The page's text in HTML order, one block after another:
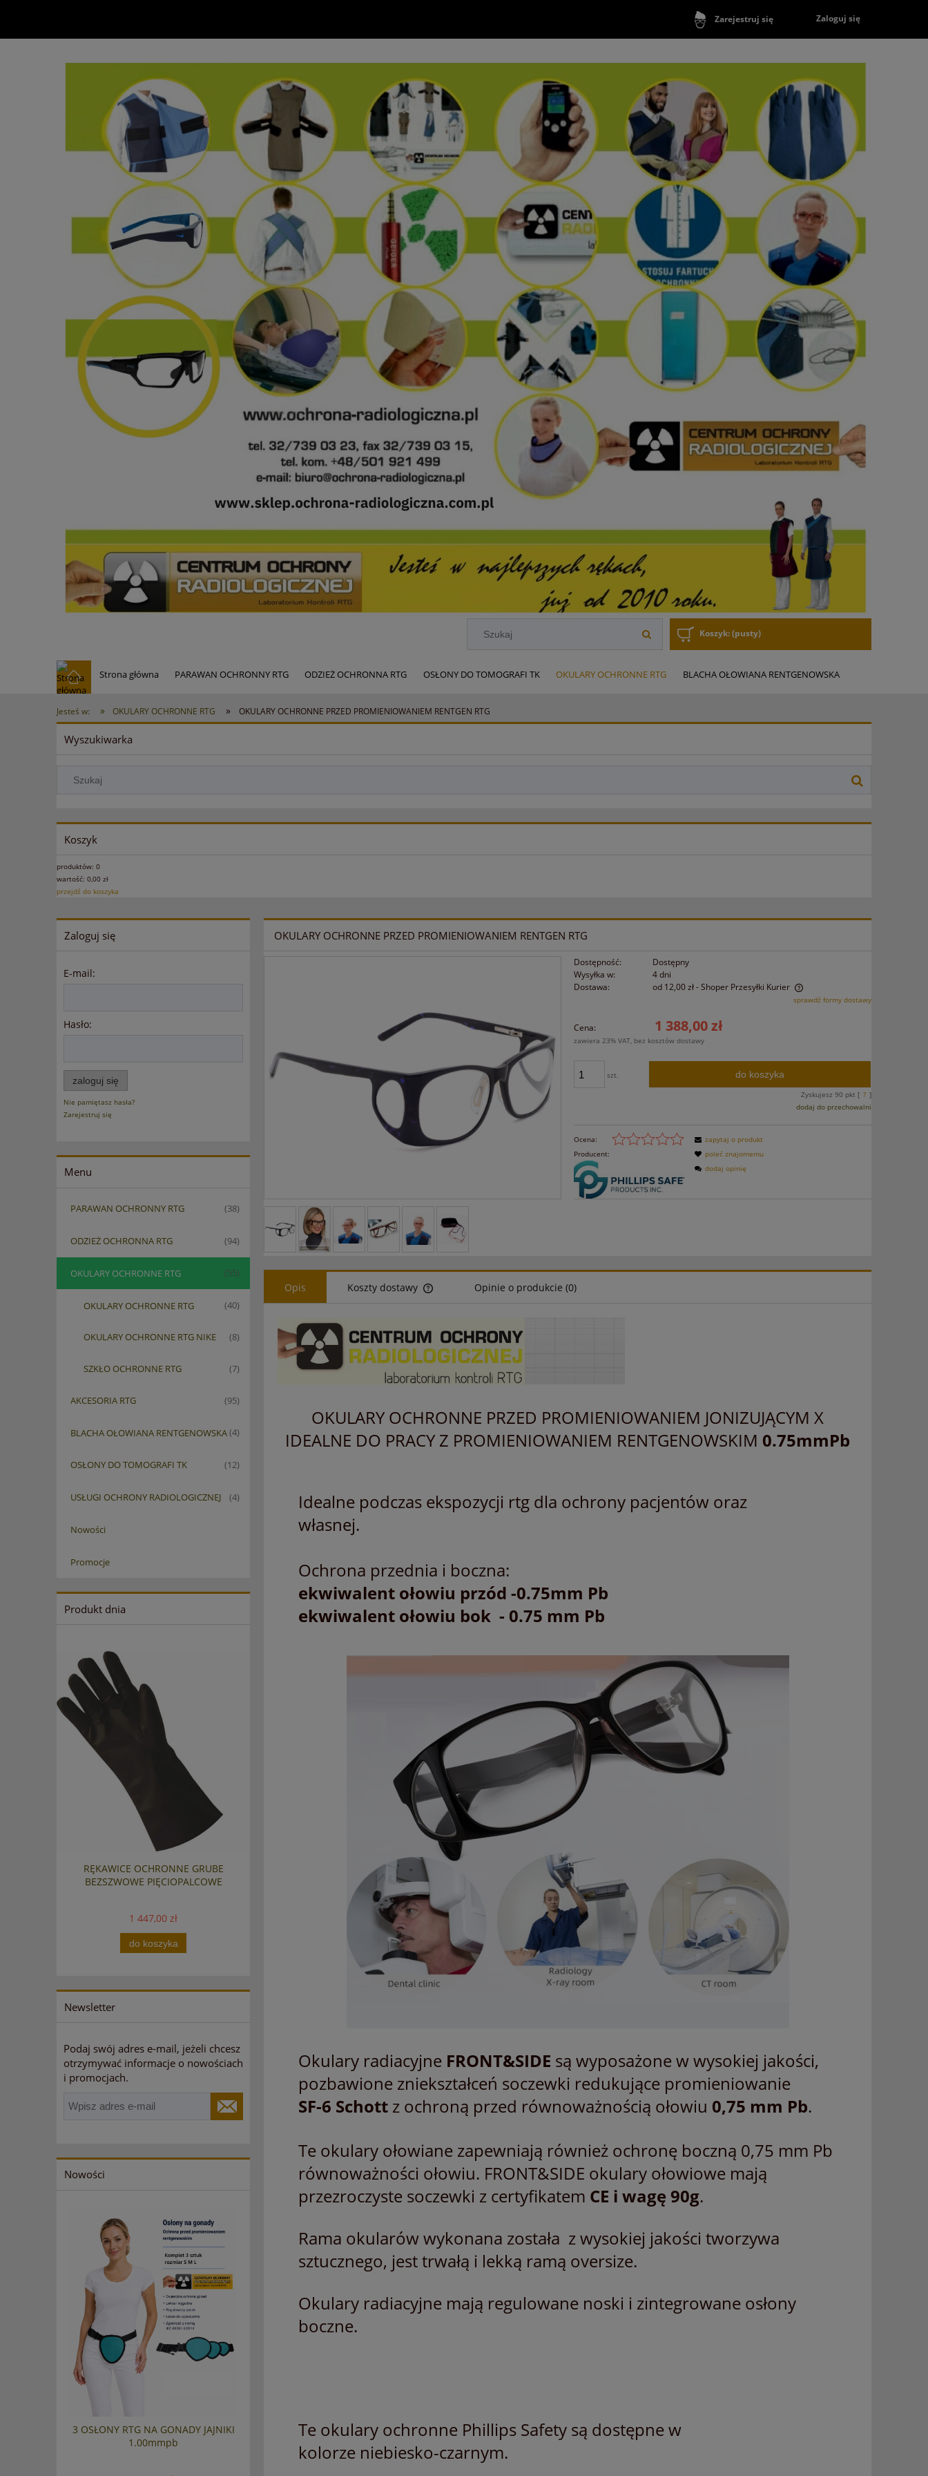
Zarejestruj się Zaloguj się
Koszyk:(pusty)
Strona główna PARAWAN OCHRONNY RTG ODZIEŻ OCHRONNA RTG OSŁONY DO TOMOGRAFI TK OKULARY OCHRONNE RTG BLACHA OŁOWIANA RENTGENOWSKA
Jesteś w: » OKULARY OCHRONNE RTG » OKULARY OCHRONNE PRZED PROMIENIOWANIEM RENTGEN RTG
Wyszukiwarka
Koszyk
produktów: 0
wartość: 0,00 zł
przejdź do koszyka
Zaloguj się
E-mail:
Hasło:
zaloguj się
Nie pamiętasz hasła?
Zarejestruj się
Menu
PARAWAN OCHRONNY RTG (38)
ODZIEŻ OCHRONNA RTG (94)
OKULARY OCHRONNE RTG (55)
OKULARY OCHRONNE RTG (40)
OKULARY OCHRONNE RTG NIKE (8)
SZKŁO OCHRONNE RTG (7)
AKCESORIA RTG (95)
BLACHA OŁOWIANA RENTGENOWSKA (4)
OSŁONY DO TOMOGRAFI TK (12)
USŁUGI OCHRONY RADIOLOGICZNEJ (4)
Nowości
Promocje
Produkt dnia
RĘKAWICE OCHRONNE GRUBE
BEZSZWOWE PIĘCIOPALCOWE
1 447,00 zł
do koszyka
OKULARY OCHRONNE PRZED
PROMIENIOWANIEM RENTGEN RTG
Rękawice ochronne RTG jednopalcowe
0.25mmPb
672,00 zł
do koszyka
RĘKAWICE OCHRONNE RTG PRZED
PROMIENIOWANIEM X
779,00 zł
do koszyka
Newsletter
Podaj swój adres e-mail, jeżeli chcesz
otrzymywać informacje o nowościach
i promocjach.
Nowości
3 OSŁONY RTG NA GONADY JAJNIKI
1.00mmpb
OKULARY OCHRONNE PRZED PROMIENIOWANIEM RENTGEN RTG
Dostępność:
Dostępny
Wysyłka w:
4 dni
Dostawa:
od 12,00 zł- Shoper Przesyłki Kurier
Cena nie zawiera ewentualnych kosztów
sprawdź formy dostawy
Cena: 1 388,00 zł
zawiera 23% VAT, bez kosztów dostawy
szt. do koszyka
Zyskujesz 90 pkt [ ? ]
dodaj do przechowalni
Ocena:
Producent:
zapytaj o produkt
poleć znajomemu
dodaj opinię
Opis Koszty dostawy
płatności
Opinie o produkcie (0)
OKULARY OCHRONNE PRZED PROMIENIOWANIEM JONIZUJĄCYM X
IDEALNE DO PRACY Z PROMIENIOWANIEM RENTGENOWSKIM 0.75mmPb
Idealne podczas ekspozycji rtg dla ochrony pacjentów oraz
własnej.
Ochrona przednia i boczna:
ekwiwalent ołowiu przód -0.75mm Pb
ekwiwalent ołowiu bok - 0.75 mm Pb
Okulary radiacyjne FRONT&SIDE są wyposażone w wysokiej jakości,
pozbawione zniekształceń soczewki redukujące promieniowanie
SF-6 Schott z ochroną przed równoważnością ołowiu 0,75 mm Pb.
Te okulary ołowiane zapewniają również ochronę boczną 0,75 mm Pb
równoważności ołowiu. FRONT&SIDE okulary ołowiowe mają
przezroczyste soczewki z certyfikatem CE i wagę 90g.
Rama okularów wykonana została z wysokiej jakości tworzywa
sztucznego, jest trwałą i lekką ramą oversize.
Okulary radiacyjne mają regulowane noski i zintegrowane osłony
boczne.
Te okulary ochronne Phillips Safety są dostępne w
kolorze niebiesko-czarnym.